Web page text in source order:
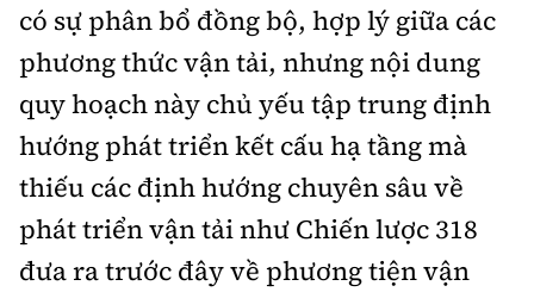
có sự phân bổ đồng bộ, hợp lý giữa các
phương thức vận tải, nhưng nội dung
quy hoạch này chủ yếu tập trung định
hướng phát triển kết cấu hạ tầng mà
thiếu các định hướng chuyên sâu về
phát triển vận tải như Chiến lược 318
đưa ra trước đây về phương tiện vận